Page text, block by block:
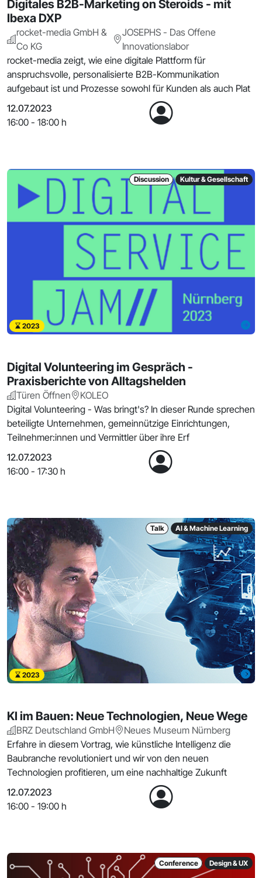
Digitales B2B-Marketing on Steroids - mit
Ibexa DXP
rocket-media GmbH &
Co KG
JOSEPHS - Das Offene
Innovationslabor
rocket-media zeigt, wie eine digitale Plattform für
anspruchsvolle, personalisierte B2B-Kommunikation
aufgebaut ist und Prozesse sowohl für Kunden als auch Plat
12.07.2023
16:00 - 18:00 h
Discussion Kultur & Gesellschaft
2023
Digital Volunteering im Gespräch -
Praxisberichte von Alltagshelden
Türen Öffnen
KOLEO
Digital Volunteering - Was bringt's? In dieser Runde sprechen
beteiligte Unternehmen, gemeinnützige Einrichtungen,
Teilnehmer:innen und Vermittler über ihre Erf
12.07.2023
16:00 - 17:30 h
Talk AI & Machine Learning
2023
KI im Bauen: Neue Technologien, Neue Wege
BRZ Deutschland GmbH
Neues Museum Nürnberg
Erfahre in diesem Vortrag, wie künstliche Intelligenz die
Baubranche revolutioniert und wir von den neuen
Technologien profitieren, um eine nachhaltige Zukunft
12.07.2023
16:00 - 19:00 h
Conference Design & UX